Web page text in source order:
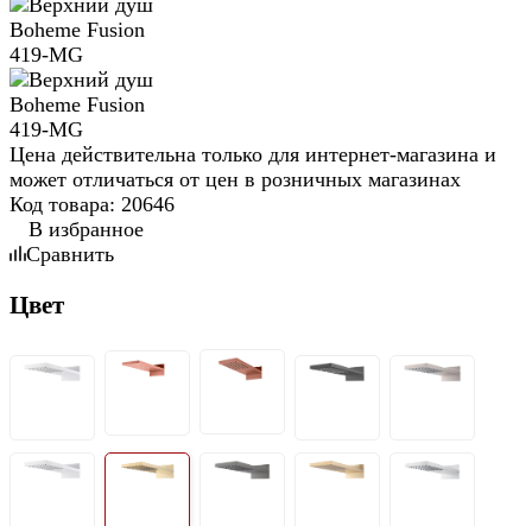
Цена действительна только для интернет-магазина и
может отличаться от цен в розничных магазинах
Код товара: 20646
В избранное
Сравнить
Цвет